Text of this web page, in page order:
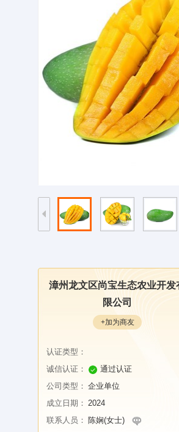
漳州龙文区尚宝生态农业开发
限公司
+加为商友
认证类型：
诚信认证：
通过认证
公司类型： 企业单位
成立日期： 2024
联系人员： 陈娴(女士)